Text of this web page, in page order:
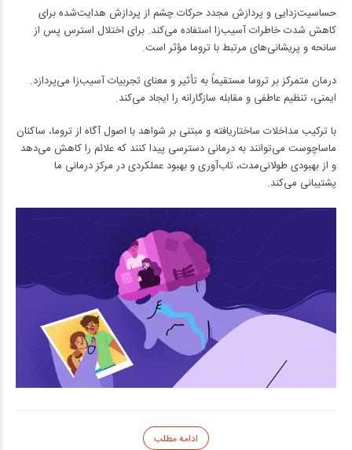
حساسیت‌زدایی و پردازش مجدد حرکات چشم از پردازش هدایت‌شده برای
کاهش شدت خاطرات آسیب‌زا استفاده می‌کند. برای اختلال استرس پس از
سانحه و پریشانی‌های مرتبط با تروما مؤثر است.
درمان متمرکز بر تروما مستقیماً به تأثیر و معنای تجربیات آسیب‌زا می‌پردازد.
ایمنی، تنظیم عاطفی و مقابله سازگارانه را ایجاد می‌کند.
با ترکیب مداخلات ساختاریافته و مبتنی بر شواهد با اصول آگاه از تروما، ساکنان
ماساچوست می‌توانند به درمانی دسترسی پیدا کنند که علائم را کاهش می‌دهد
و از بهبودی طولانی‌مدت، تاب‌آوری و بهبود عملکردی در مرکز درمانی ما
پشتیبانی می‌کند.
ادامه مطلب